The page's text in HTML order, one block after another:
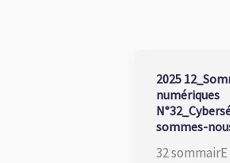
2025
numériques
sommes-
32